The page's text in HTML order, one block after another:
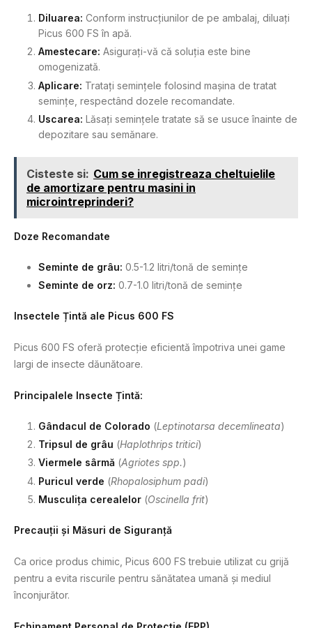
Diluarea: Conform instrucțiunilor de pe ambalaj, diluați
Picus 600 FS în apă.
Amestecare: Asigurați-vă că soluția este bine
omogenizată.
Aplicare: Tratați semințele folosind mașina de tratat
semințe, respectând dozele recomandate.
Uscarea: Lăsați semințele tratate să se usuce înainte de
depozitare sau semănare.
Cisteste si: Cum se inregistreaza cheltuielile
de amortizare pentru masini in
microintreprinderi?
Doze Recomandate
Seminte de grâu: 0.5-1.2 litri/tonă de semințe
Seminte de orz: 0.7-1.0 litri/tonă de semințe
Insectele Țintă ale Picus 600 FS
Picus 600 FS oferă protecție eficientă împotriva unei game
largi de insecte dăunătoare.
Principalele Insecte Țintă:
Gândacul de Colorado (Leptinotarsa decemlineata)
Tripsul de grâu (Haplothrips tritici)
Viermele sârmă (Agriotes spp.)
Puricul verde (Rhopalosiphum padi)
Musculița cerealelor (Oscinella frit)
Precauții și Măsuri de Siguranță
Ca orice produs chimic, Picus 600 FS trebuie utilizat cu grijă
pentru a evita riscurile pentru sănătatea umană și mediul
înconjurător.